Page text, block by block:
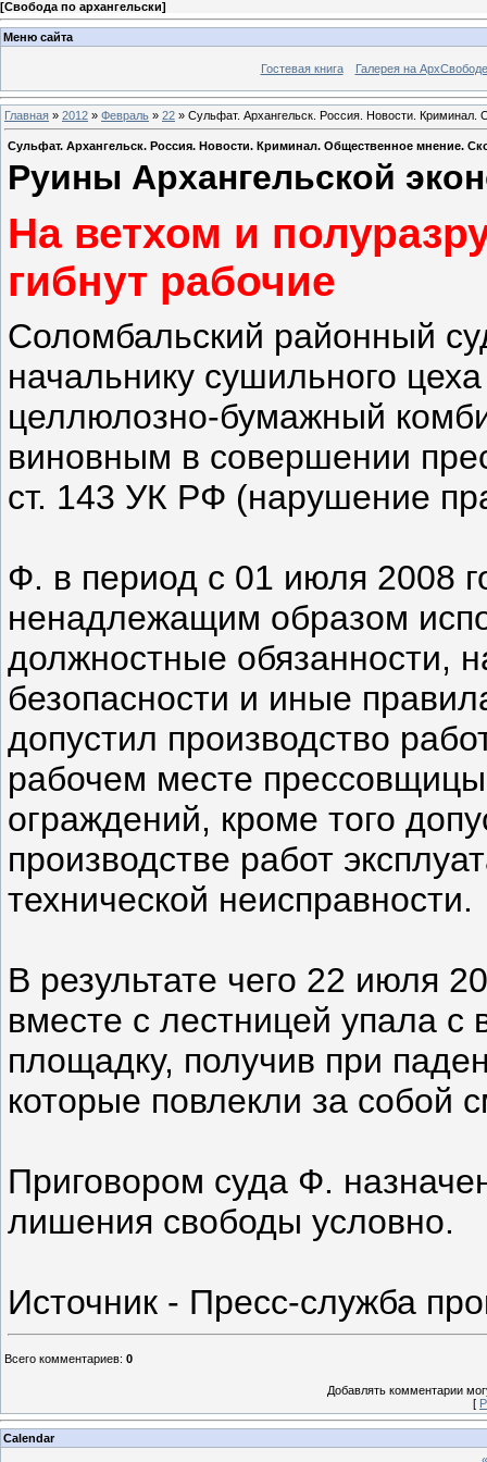
[Свобода по архангельски]
Меню сайта
Гостевая книга Галерея на АрхСвободе
Главная » 2012 » Февраль » 22 » Сульфат. Архангельск. Россия. Новости. Криминал.
Сульфат. Архангельск. Россия. Новости. Криминал. Общественное мнение.
Руины Архангельской
На ветхом и
гибнут рабочие
Соломбальский районный
начальнику сушильного
целлюлозно-бумажный
виновным в совершении
ст. 143 УК РФ (нарушение
Ф. в период с 01 июля 2008
ненадлежащим образом
должностные обязанности,
безопасности и иные
допустил производство
рабочем месте
ограждений, кроме того
производстве работ
технической неисправности.
В результате чего 22 июля
вместе с лестницей упала
площадку, получив при
которые повлекли за собой
Приговором суда Ф.
лишения свободы условно.
Источник - Пресс-служба
Всего комментариев: 0
Добавлять комментарии
[
Calendar